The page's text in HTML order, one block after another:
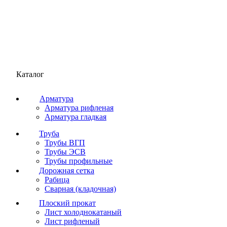
Каталог
Арматура
Арматура рифленая
Арматура гладкая
Труба
Трубы ВГП
Трубы ЭСВ
Трубы профильные
Дорожная сетка
Рабица
Сварная (кладочная)
Плоский прокат
Лист холоднокатаный
Лист рифленый